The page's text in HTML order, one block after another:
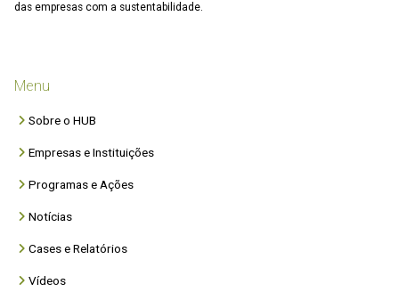
das empresas com a sustentabilidade.
Menu
Sobre o HUB
Empresas e Instituições
Programas e Ações
Notícias
Cases e Relatórios
Vídeos